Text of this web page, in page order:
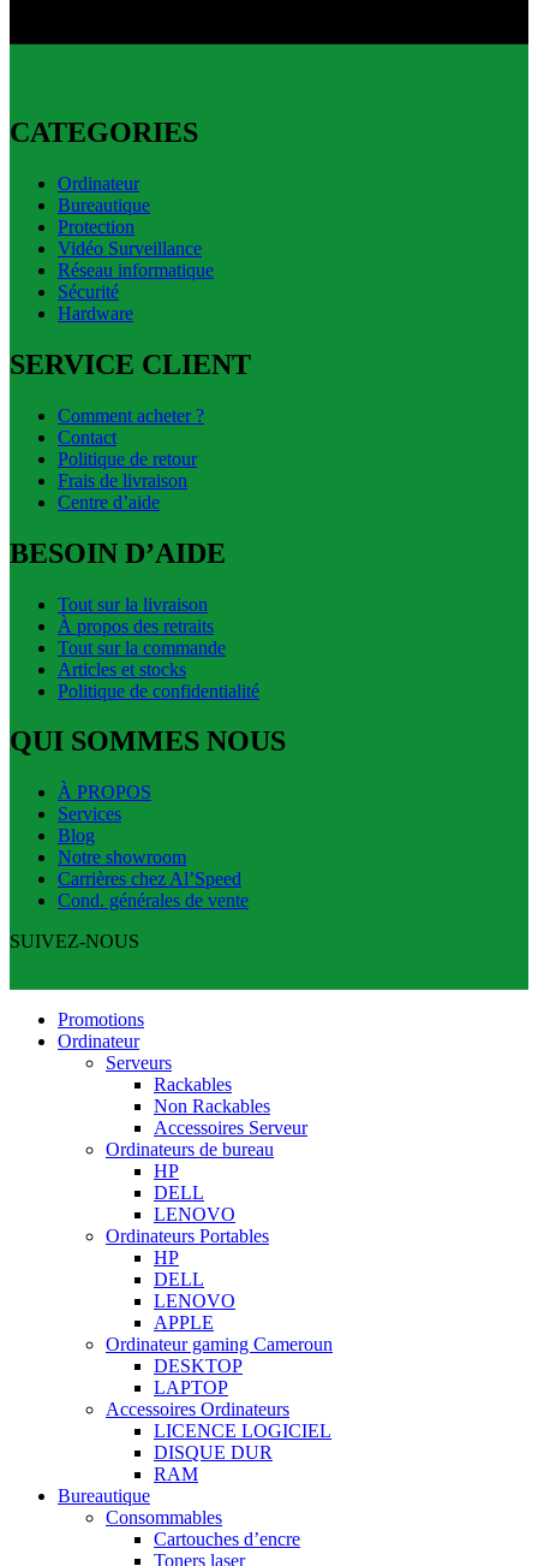
CATEGORIES
Ordinateur
Bureautique
Protection
Vidéo Surveillance
Réseau informatique
Sécurité
Hardware
SERVICE CLIENT
Comment acheter ?
Contact
Politique de retour
Frais de livraison
Centre d’aide
BESOIN D’AIDE
Tout sur la livraison
À propos des retraits
Tout sur la commande
Articles et stocks
Politique de confidentialité
QUI SOMMES NOUS
À PROPOS
Services
Blog
Notre showroom
Carrières chez Al’Speed
Cond. générales de vente
SUIVEZ-NOUS
Promotions
Ordinateur
Serveurs
Rackables
Non Rackables
Accessoires Serveur
Ordinateurs de bureau
HP
DELL
LENOVO
Ordinateurs Portables
HP
DELL
LENOVO
APPLE
Ordinateur gaming Cameroun
DESKTOP
LAPTOP
Accessoires Ordinateurs
LICENCE LOGICIEL
DISQUE DUR
RAM
Bureautique
Consommables
Cartouches d’encre
Toners laser